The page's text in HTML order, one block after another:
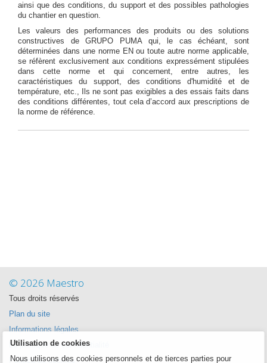
ainsi que des conditions, du support et des possibles pathologies
du chantier en question.
Les valeurs des performances des produits ou des solutions
constructives de GRUPO PUMA qui, le cas échéant, sont
déterminées dans une norme EN ou toute autre norme applicable,
se réfèrent exclusivement aux conditions expressément stipulées
dans cette norme et qui concernent, entre autres, les
caractéristiques du support, des conditions d'humidité et de
température, etc., Ils ne sont pas exigibles a des essais faits dans
des conditions différentes, tout cela d’accord aux prescriptions de
la norme de référence.
© 2026 Maestro
Tous droits réservés
Plan du site
Informations légales
La politique de confidentialité
Política de cookies
Utilisation de cookies
Nous utilisons des cookies personnels et de tierces parties pour